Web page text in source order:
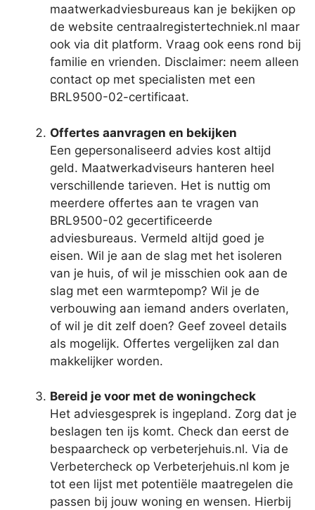
maatwerkadviesbureaus kan je bekijken op
de website centraalregistertechniek.nl maar
ook via dit platform. Vraag ook eens rond bij
familie en vrienden. Disclaimer: neem alleen
contact op met specialisten met een
BRL9500-02-certificaat.
Offertes aanvragen en bekijken
Een gepersonaliseerd advies kost altijd
geld. Maatwerkadviseurs hanteren heel
verschillende tarieven. Het is nuttig om
meerdere offertes aan te vragen van
BRL9500-02 gecertificeerde
adviesbureaus. Vermeld altijd goed je
eisen. Wil je aan de slag met het isoleren
van je huis, of wil je misschien ook aan de
slag met een warmtepomp? Wil je de
verbouwing aan iemand anders overlaten,
of wil je dit zelf doen? Geef zoveel details
als mogelijk. Offertes vergelijken zal dan
makkelijker worden.
Bereid je voor met de woningcheck
Het adviesgesprek is ingepland. Zorg dat je
beslagen ten ijs komt. Check dan eerst de
bespaarcheck op verbeterjehuis.nl. Via de
Verbetercheck op Verbeterjehuis.nl kom je
tot een lijst met potentiële maatregelen die
passen bij jouw woning en wensen. Hierbij